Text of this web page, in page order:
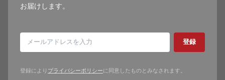
お届けします。
登録
登録により プライバシーポリシーに同意したものとみなされます。